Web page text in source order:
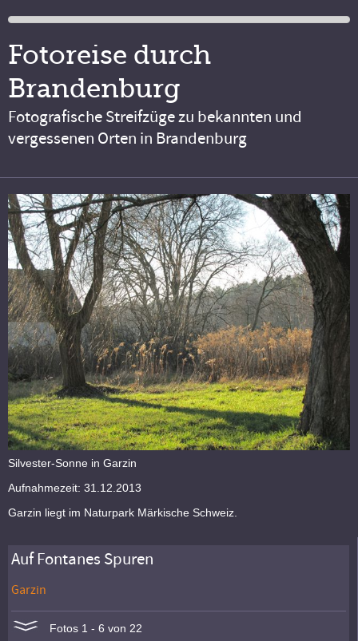
Fotoreise durch
Brandenburg
Fotografische Streifzüge zu bekannten und
vergessenen Orten in Brandenburg
Silvester-Sonne in Garzin
Aufnahmezeit: 31.12.2013
Garzin liegt im Naturpark Märkische Schweiz.
Auf Fontanes Spuren
Garzin
Fotos 1 - 6 von 22